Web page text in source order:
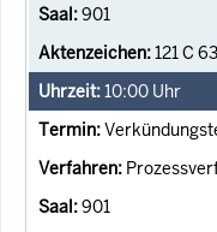
901
121 C
10:00 Uhr
901